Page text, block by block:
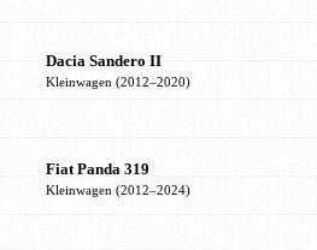
Dacia Sandero II
Kleinwagen (2012–2020)
Fiat Panda 319
Kleinwagen (2012–2024)